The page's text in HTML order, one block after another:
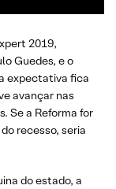
2019,
Guedes, e o
expectativa fica
avançar nas
Se a Reforma for
recesso, seria
do estado, a